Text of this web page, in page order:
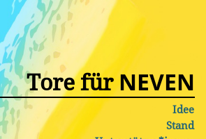
Tore fürNEVEN
Idee
Stand